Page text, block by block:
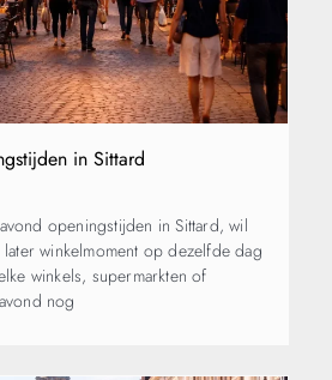
in Sittard
openingstijden in Sittard, wil
later winkelmoment op dezelfde dag
winkels, supermarkten of
nog